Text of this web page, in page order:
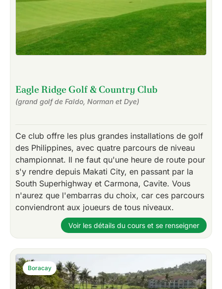
Eagle Ridge Golf & Country Club
(grand golf de Faldo, Norman et Dye)
Ce club offre les plus grandes installations de golf
des Philippines, avec quatre parcours de niveau
championnat. Il ne faut qu'une heure de route pour
s'y rendre depuis Makati City, en passant par la
South Superhighway et Carmona, Cavite. Vous
n'aurez que l'embarras du choix, car ces parcours
conviendront aux joueurs de tous niveaux.
Voir les détails du cours et se renseigner
Boracay